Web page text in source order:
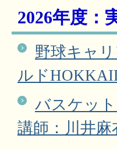
2026年度：
野球キャ
ルド
バスケッ
講師：川井麻